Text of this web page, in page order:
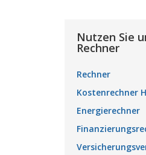
Nutzen Sie
Rechner
Rechner
Kostenrechner
Energierechner